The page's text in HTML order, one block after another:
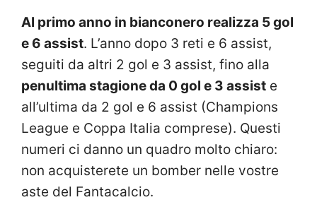
Al primo anno in bianconero realizza 5 gol
e 6 assist. L’anno dopo 3 reti e 6 assist,
seguiti da altri 2 gol e 3 assist, fino alla
penultima stagione da 0 gol e 3 assist e
all’ultima da 2 gol e 6 assist (Champions
League e Coppa Italia comprese). Questi
numeri ci danno un quadro molto chiaro:
non acquisterete un bomber nelle vostre
aste del Fantacalcio.